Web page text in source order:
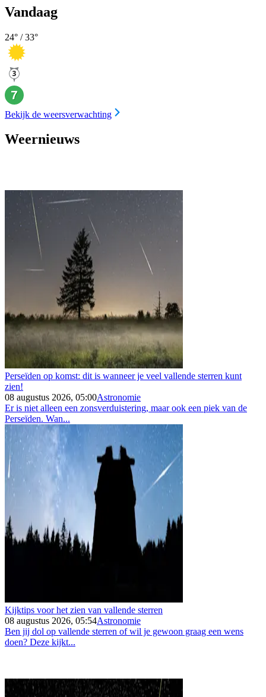
Vandaag
24° /33°
Bekijk de weersverwachting
Weernieuws
Perseïden op komst: dit is wanneer je veel vallende sterren kunt
zien!
08 augustus 2026, 05:00Astronomie
Er is niet alleen een zonsverduistering, maar ook een piek van de
Perseïden. Wan...
Kijktips voor het zien van vallende sterren
08 augustus 2026, 05:54Astronomie
Ben jij dol op vallende sterren of wil je gewoon graag een wens
doen? Deze kijkt...